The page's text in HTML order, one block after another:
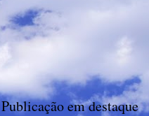
Publicação em destaque